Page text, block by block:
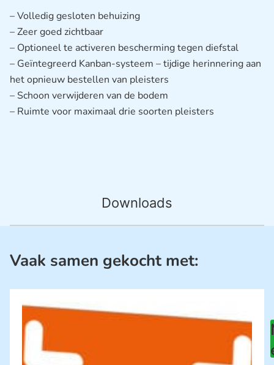
Downloads
– Volledig gesloten behuizing
– Zeer goed zichtbaar
– Optioneel te activeren bescherming tegen diefstal
– Geïntegreerd Kanban-systeem – tijdige herinnering aan
het opnieuw bestellen van pleisters
– Schoon verwijderen van de bodem
– Ruimte voor maximaal drie soorten pleisters
Vaak samen gekocht met: